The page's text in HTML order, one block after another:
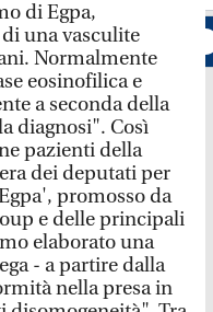
di Egpa,
una vasculite
Normalmente
eosinofilica e
a seconda della
diagnosi". Così
pazienti della
dei deputati per
promosso da
e delle principali
elaborato una
- a partire dalla
nella presa in